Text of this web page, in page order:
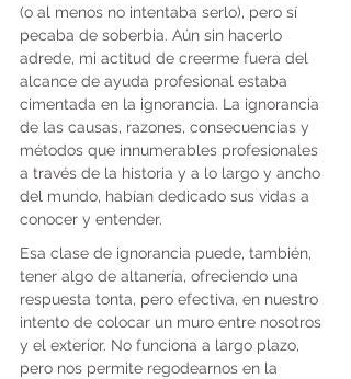
(o al menos no intentaba serlo), pero sí
pecaba de soberbia. Aún sin hacerlo
adrede, mi actitud de creerme fuera del
alcance de ayuda profesional estaba
cimentada en la ignorancia. La ignorancia
de las causas, razones, consecuencias y
métodos que innumerables profesionales
a través de la historia y a lo largo y ancho
del mundo, habían dedicado sus vidas a
conocer y entender.
Esa clase de ignorancia puede, también,
tener algo de altanería, ofreciendo una
respuesta tonta, pero efectiva, en nuestro
intento de colocar un muro entre nosotros
y el exterior. No funciona a largo plazo,
pero nos permite regodearnos en la